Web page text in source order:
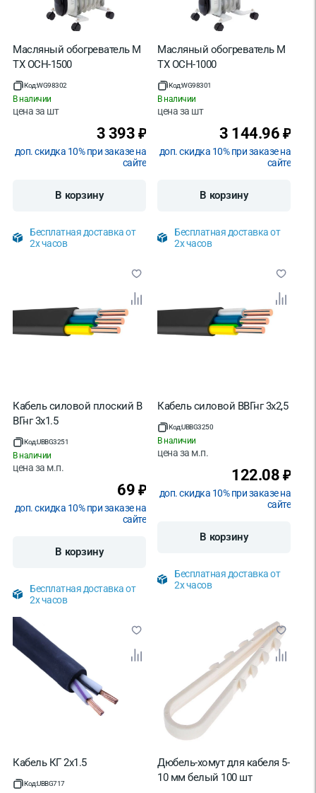
Масляный обогреватель M
TX OCH-1500
Код:WG98302
В наличии
цена за шт
3 393 ₽
доп. скидка 10% при заказе на
сайте
В корзину
Бесплатная доставка от
2х часов
Масляный обогреватель M
TX OCH-1000
Код:WG98301
В наличии
цена за шт
3 144.96 ₽
доп. скидка 10% при заказе на
сайте
В корзину
Бесплатная доставка от
2х часов
Кабель силовой плоский В
ВГнг 3х1.5
Код:UBBG3251
В наличии
цена за м.п.
69 ₽
доп. скидка 10% при заказе на
сайте
В корзину
Бесплатная доставка от
2х часов
Кабель силовой ВВГнг 3х2,5
Код:UBBG3250
В наличии
цена за м.п.
122.08 ₽
доп. скидка 10% при заказе на
сайте
В корзину
Бесплатная доставка от
2х часов
Кабель КГ 2х1.5
Код:UBBG717
Дюбель-хомут для кабеля 5-
10 мм белый 100 шт